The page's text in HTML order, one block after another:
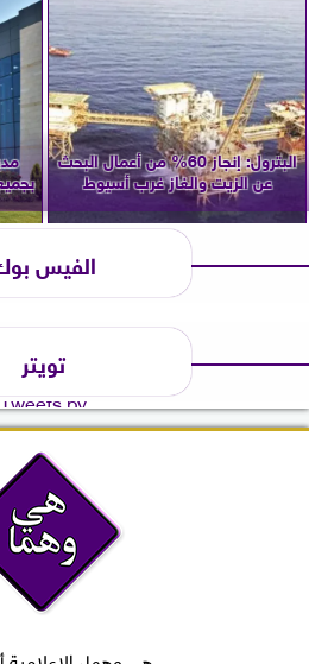
البترول: إنجاز 60% من أعمال البحث
عن الزيت والغاز غرب أسيوط
الفيس
تويتر
Tweets by